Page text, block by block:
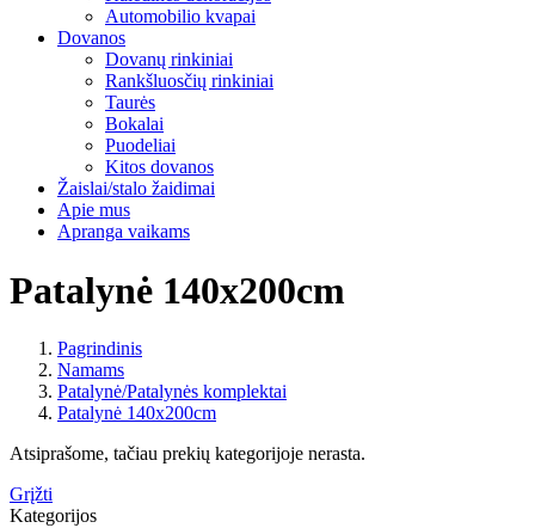
Automobilio kvapai
Dovanos
Dovanų rinkiniai
Rankšluosčių rinkiniai
Taurės
Bokalai
Puodeliai
Kitos dovanos
Žaislai/stalo žaidimai
Apie mus
Apranga vaikams
Patalynė 140x200cm
Pagrindinis
Namams
Patalynė/Patalynės komplektai
Patalynė 140x200cm
Atsiprašome, tačiau prekių kategorijoje nerasta.
Grįžti
Kategorijos